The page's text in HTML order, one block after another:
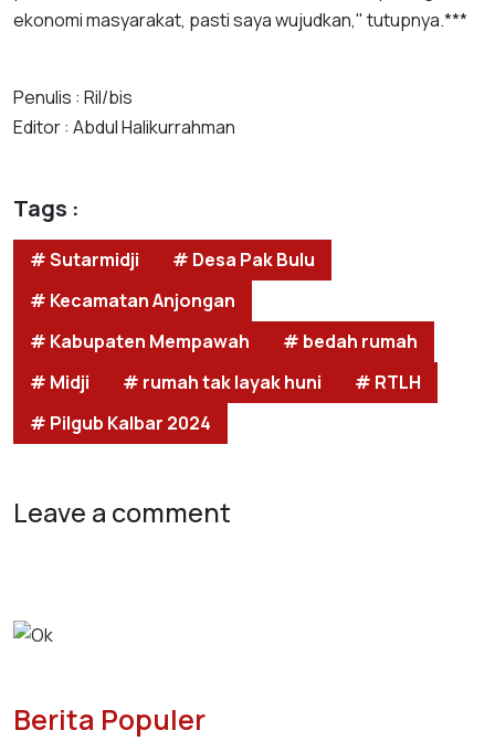
ekonomi masyarakat, pasti saya wujudkan," tutupnya.***
Penulis : Ril/bis
Editor : Abdul Halikurrahman
Tags :
# Sutarmidji
# Desa Pak Bulu
# Kecamatan Anjongan
# Kabupaten Mempawah
# bedah rumah
# Midji
# rumah tak layak huni
# RTLH
# Pilgub Kalbar 2024
Leave a comment
Berita Populer